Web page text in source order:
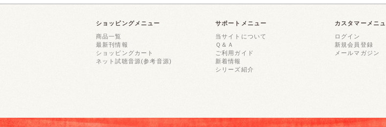
ショッピングメニュー
商品一覧
最新刊情報
ショッピングカート
ネット試聴音源(参考音源)
サポートメニュー
当サイトについて
Ｑ＆Ａ
ご利用ガイド
新着情報
シリーズ紹介
カスタマーメニ
ログイン
新規会員登録
メールマガジン